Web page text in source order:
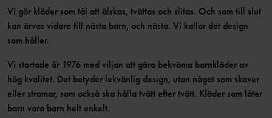
Vi gör kläder som tål att älskas, tvättas och slitas. Och som till slut
kan ärvas vidare till nästa barn, och nästa. Vi kallar det design
som håller.
Vi startade år 1976 med viljan att göra bekväma barnkläder av
hög kvalitet. Det betyder lekvänlig design, utan något som skaver
eller stramar, som också ska hålla tvätt efter tvätt. Kläder som låter
barn vara barn helt enkelt.